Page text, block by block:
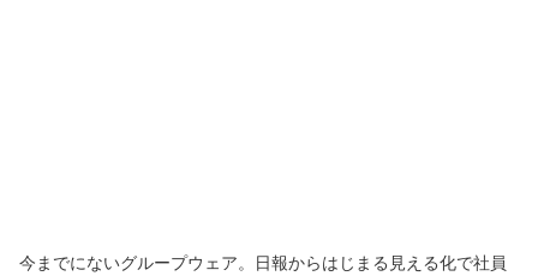
今までにないグループウェア。日報からはじまる見える化で社員